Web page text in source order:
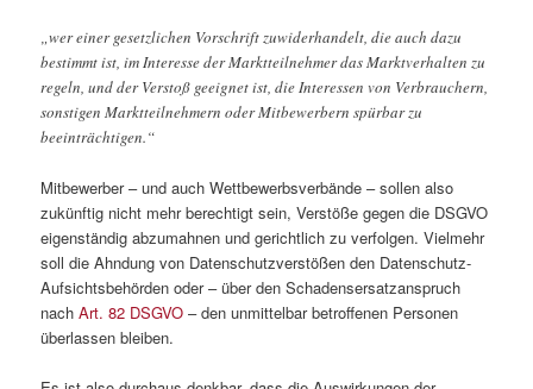
„wer einer gesetzlichen Vorschrift zuwiderhandelt, die auch dazu
bestimmt ist, im Interesse der Marktteilnehmer das Marktverhalten zu
regeln, und der Verstoß geeignet ist, die Interessen von Verbrauchern,
sonstigen Marktteilnehmern oder Mitbewerbern spürbar zu
beeinträchtigen.“
Mitbewerber – und auch Wettbewerbsverbände – sollen also
zukünftig nicht mehr berechtigt sein, Verstöße gegen die DSGVO
eigenständig abzumahnen und gerichtlich zu verfolgen. Vielmehr
soll die Ahndung von Datenschutzverstößen den Datenschutz-
Aufsichtsbehörden oder – über den Schadensersatzanspruch
nachArt. 82 DSGVO – den unmittelbar betroffenen Personen
überlassen bleiben.